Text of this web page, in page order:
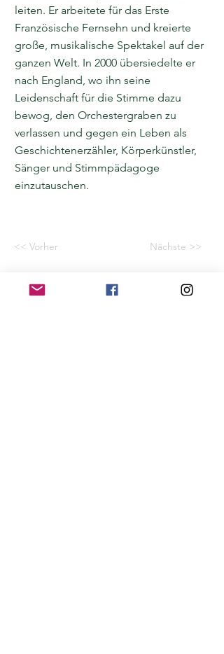
leiten. Er arbeitete für das Erste
Französische Fernsehn und kreierte
große, musikalische Spektakel auf der
ganzen Welt. In 2000 übersiedelte er
nach England, wo ihn seine
Leidenschaft für die Stimme dazu
bewog, den Orchestergraben zu
verlassen und gegen ein Leben als
Geschichtenerzähler, Körperkünstler,
Sänger und Stimmpädagoge
einzutauschen.
<< Vorher Nächste >>
Home